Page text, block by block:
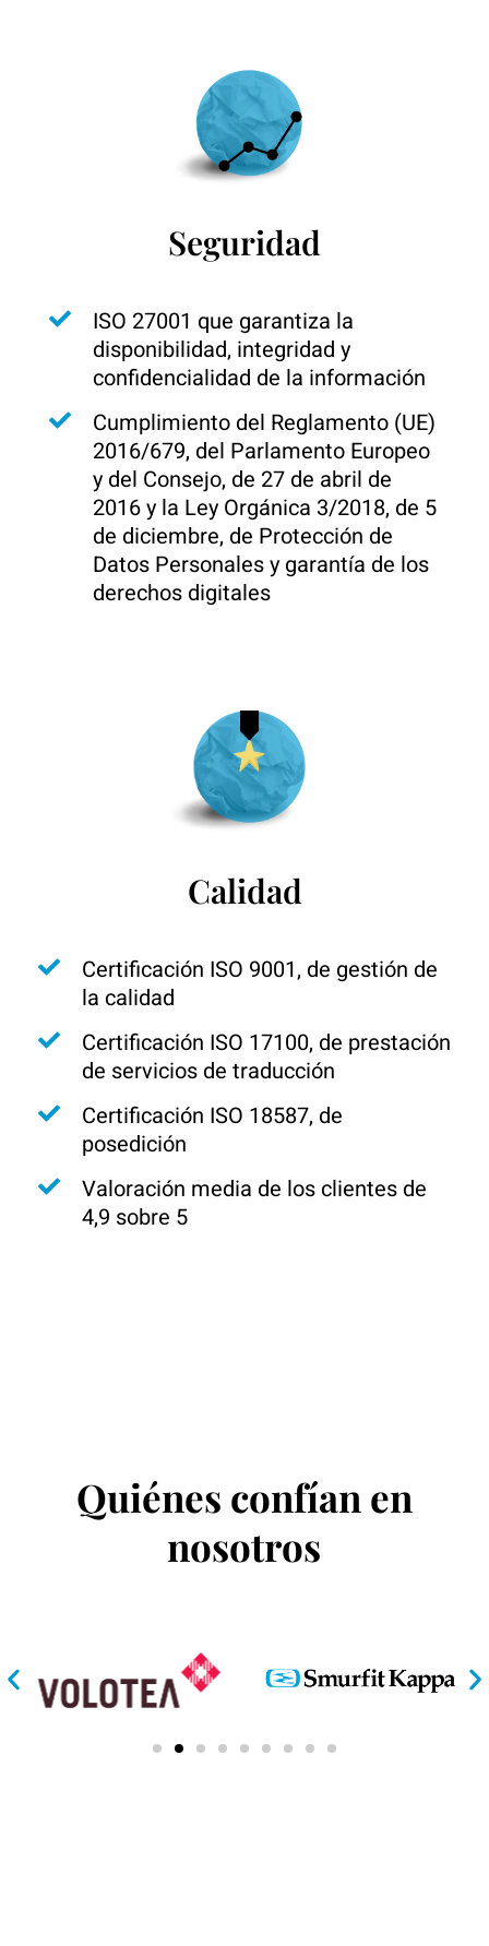
Seguridad
ISO 27001 que garantiza la
disponibilidad, integridad y
confidencialidad de la información
Cumplimiento del Reglamento (UE)
2016/679, del Parlamento Europeo
y del Consejo, de 27 de abril de
2016 y la Ley Orgánica 3/2018, de 5
de diciembre, de Protección de
Datos Personales y garantía de los
derechos digitales
Calidad
Certificación ISO 9001, de gestión de
la calidad
Certificación ISO 17100, de prestación
de servicios de traducción
Certificación ISO 18587, de
posedición
Valoración media de los clientes de
4,9 sobre 5
Quiénes confían en
nosotros